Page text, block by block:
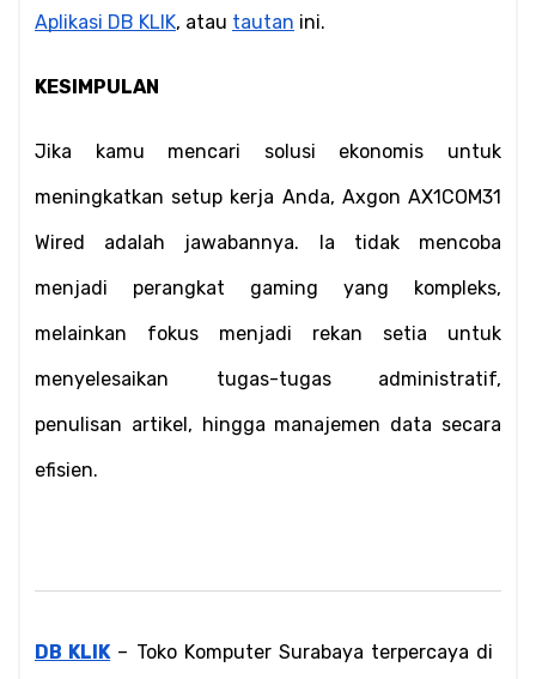
Aplikasi DB KLIK, atau tautan ini.
KESIMPULAN
Jika kamu mencari solusi ekonomis untuk
meningkatkan setup kerja Anda, Axgon AX1COM31
Wired adalah jawabannya. Ia tidak mencoba
menjadi perangkat gaming yang kompleks,
melainkan fokus menjadi rekan setia untuk
menyelesaikan tugas-tugas administratif,
penulisan artikel, hingga manajemen data secara
efisien.
DB KLIK – Toko Komputer Surabaya terpercaya di